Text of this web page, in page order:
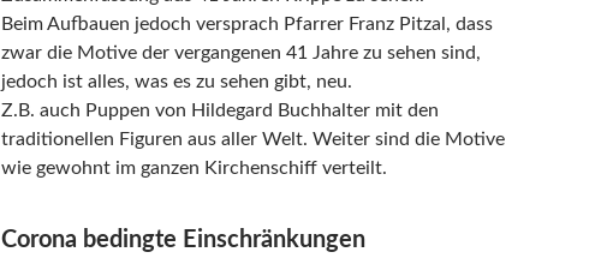
Beim Aufbauen jedoch versprach Pfarrer Franz Pitzal, dass
zwar die Motive der vergangenen 41 Jahre zu sehen sind,
jedoch ist alles, was es zu sehen gibt, neu.
Z.B. auch Puppen von Hildegard Buchhalter mit den
traditionellen Figuren aus aller Welt. Weiter sind die Motive
wie gewohnt im ganzen Kirchenschiff verteilt.
Corona bedingte Einschränkungen